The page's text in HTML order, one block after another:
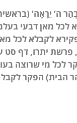
ה’ יֵרָאֶה’
לכל מאן דבעי
לקבלא לכל
יתרו, דף סט
לכל מי שרוצה
הבית) הפקר לקבל